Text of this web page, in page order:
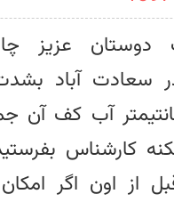
دوستان عزیز
سعادت آباد
تا 10 سانتیمتر آب
کارشناس
از اون اگر